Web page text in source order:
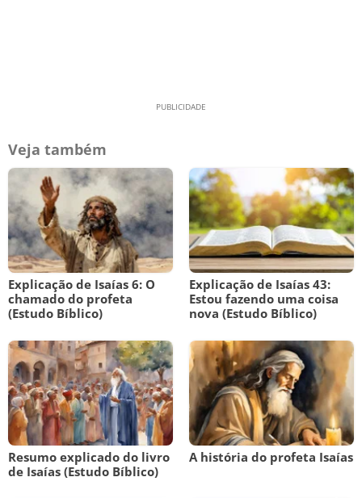
Veja também
Explicação de Isaías 6: O
chamado do profeta
(Estudo Bíblico)
Explicação de Isaías 43:
Estou fazendo uma coisa
nova (Estudo Bíblico)
Resumo explicado do livro
de Isaías (Estudo Bíblico)
A história do profeta Isaías